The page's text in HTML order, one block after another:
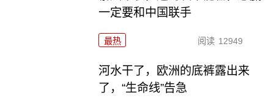
一定要和中国联手
最热 阅读 12949
河水干了，欧洲的底裤露出来
了，“生命线”告急